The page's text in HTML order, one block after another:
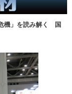
機」を読み解く 国